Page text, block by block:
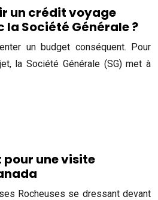
un crédit voyage
Société Générale ?
un budget conséquent. Pour
la Société Générale (SG) met à
une visite
Rocheuses se dressant devant